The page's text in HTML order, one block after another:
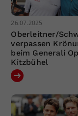
26.07.2025
Oberleitner/
verpassen
beim Generali
Kitzbühel